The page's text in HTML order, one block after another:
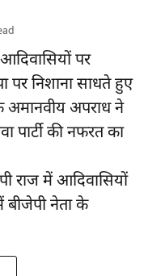
पर
पर निशाना साधते हुए
अमानवीय अपराध ने
पार्टी की नफरत का
राज में आदिवासियों
बीजेपी नेता के